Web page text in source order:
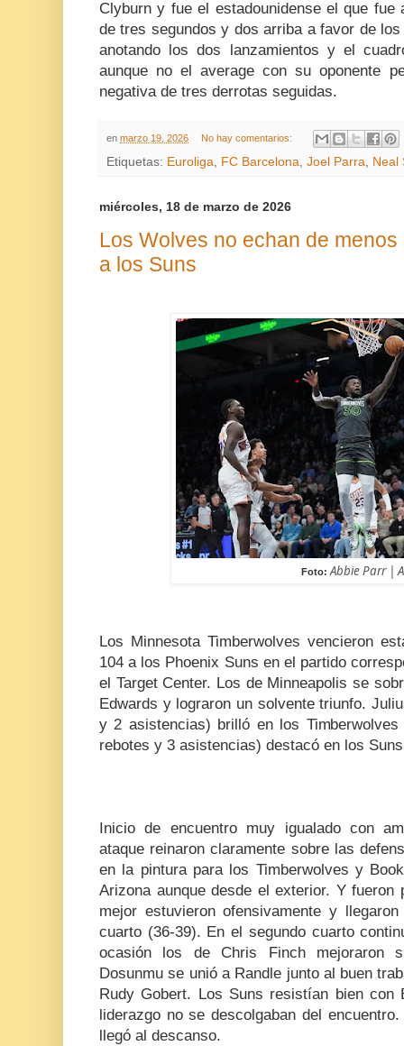
Clyburn y fue el estadounidense el que
de tres segundos y dos arriba a favor de
anotando los dos lanzamientos y el
aunque no el average con su oponente
negativa de tres derrotas seguidas.
en marzo 19, 2026 No hay comentarios:
Etiquetas: Euroliga FC Barcelona Joel Parra Neal
miércoles, 18 de marzo de 2026
Los Wolves no echan de
a los Suns
Foto: Abbie Parr |
Los Minnesota Timberwolves vencieron
104 a los Phoenix Suns en el partido
el Target Center. Los de Minneapolis se
Edwards y lograron un solvente triunfo.
y 2 asistencias) brilló en los
rebotes y 3 asistencias) destacó en los
Inicio de encuentro muy igualado con
ataque reinaron claramente sobre las
en la pintura para los Timberwolves y
Arizona aunque desde el exterior. Y
mejor estuvieron ofensivamente y
cuarto (36-39). En el segundo cuarto
ocasión los de Chris Finch mejoraron
Dosunmu se unió a Randle junto al buen
Rudy Gobert. Los Suns resistían bien
liderazgo no se descolgaban del
llegó al descanso.